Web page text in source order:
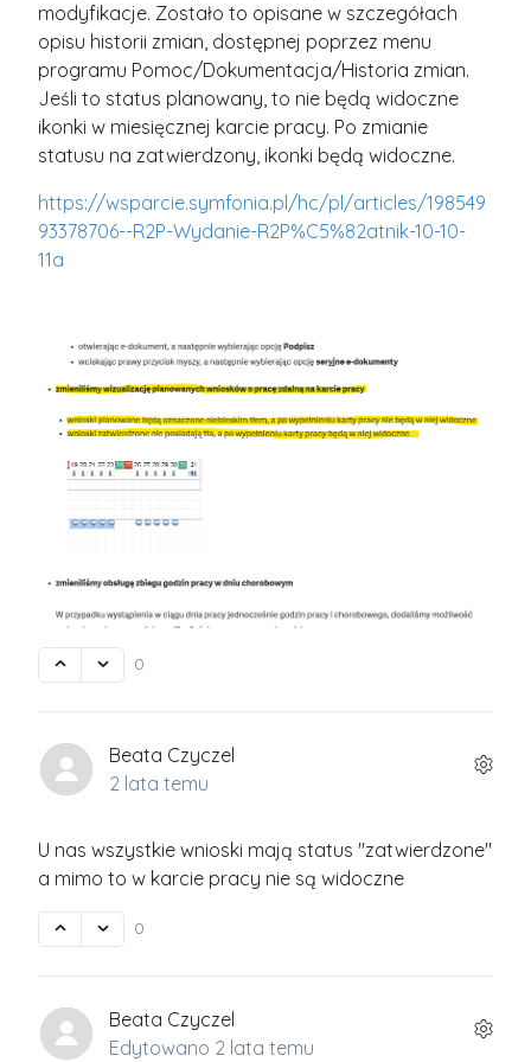
modyfikacje. Zostało to opisane w szczegółach
opisu historii zmian, dostępnej poprzez menu
programu Pomoc/Dokumentacja/Historia zmian.
Jeśli to status planowany, to nie będą widoczne
ikonki w miesięcznej karcie pracy. Po zmianie
statusu na zatwierdzony, ikonki będą widoczne.
https://wsparcie.symfonia.pl/hc/pl/articles/198549
93378706--R2P-Wydanie-R2P%C5%82atnik-10-10-
11a
0
Beata Czyczel
2 lata temu
U nas wszystkie wnioski mają status "zatwierdzone"
a mimo to w karcie pracy nie są widoczne
0
Beata Czyczel
Edytowano 2 lata temu